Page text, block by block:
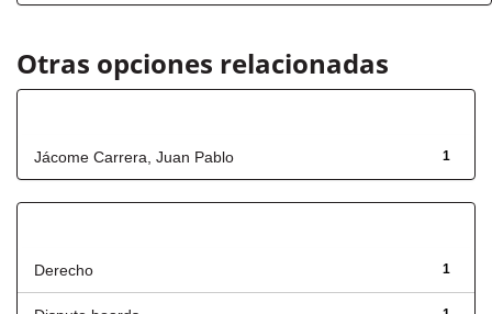
Otras opciones relacionadas
1
Jácome Carrera, Juan Pablo
1
Derecho